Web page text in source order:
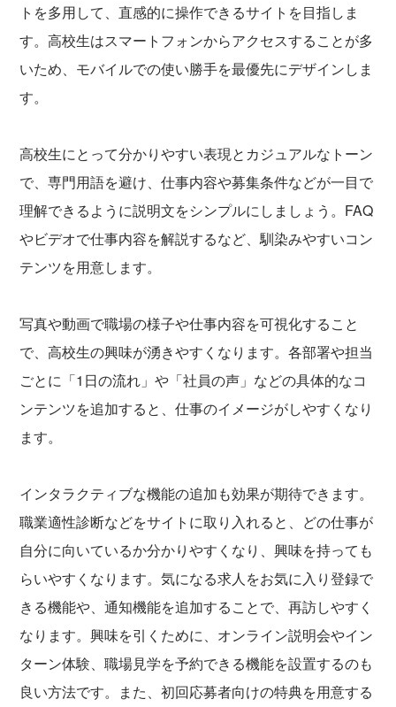
トを多用して、直感的に操作できるサイトを目指しま
す。高校生はスマートフォンからアクセスすることが多
いため、モバイルでの使い勝手を最優先にデザインしま
す。
高校生にとって分かりやすい表現とカジュアルなトーン
で、専門用語を避け、仕事内容や募集条件などが一目で
理解できるように説明文をシンプルにしましょう。FAQ
やビデオで仕事内容を解説するなど、馴染みやすいコン
テンツを用意します。
写真や動画で職場の様子や仕事内容を可視化すること
で、高校生の興味が湧きやすくなります。各部署や担当
ごとに「1日の流れ」や「社員の声」などの具体的なコ
ンテンツを追加すると、仕事のイメージがしやすくなり
ます。
インタラクティブな機能の追加も効果が期待できます。
職業適性診断などをサイトに取り入れると、どの仕事が
自分に向いているか分かりやすくなり、興味を持っても
らいやすくなります。気になる求人をお気に入り登録で
きる機能や、通知機能を追加することで、再訪しやすく
なります。興味を引くために、オンライン説明会やイン
ターン体験、職場見学を予約できる機能を設置するのも
良い方法です。また、初回応募者向けの特典を用意する